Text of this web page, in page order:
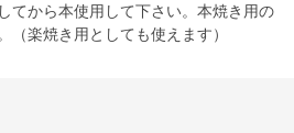
てから本使用して下さい。本焼き用の
（楽焼き用としても使えます）